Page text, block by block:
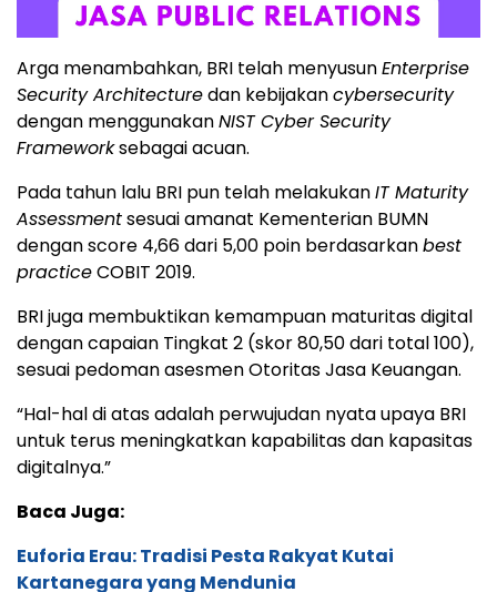
Arga menambahkan, BRI telah menyusunEnterprise
Security Architecturedan kebijakancybersecurity
dengan menggunakanNIST Cyber Security
Frameworksebagai acuan.
Pada tahun lalu BRI pun telah melakukanIT Maturity
Assessmentsesuai amanat Kementerian BUMN
dengan score 4,66 dari 5,00 poin berdasarkanbest
practiceCOBIT 2019.
BRI juga membuktikan kemampuan maturitas digital
dengan capaian Tingkat 2 (skor 80,50 dari total 100),
sesuai pedoman asesmen Otoritas Jasa Keuangan.
“Hal-hal di atas adalah perwujudan nyata upaya BRI
untuk terus meningkatkan kapabilitas dan kapasitas
digitalnya.”
Baca Juga:
Euforia Erau: Tradisi Pesta Rakyat Kutai
Kartanegara yang Mendunia